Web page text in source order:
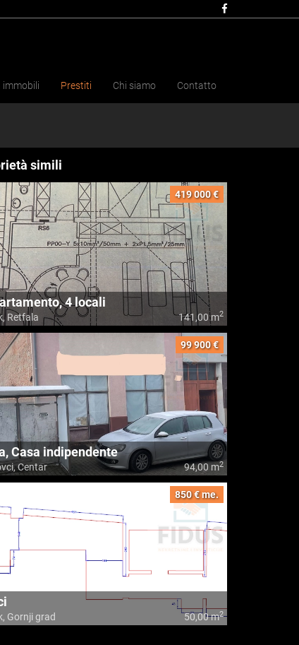
immobili Prestiti Chi siamo Contatto
simili
419 000 €
4 locali
Retfala 141,00 m2
99 900 €
Casa indipendente
Centar 94,00 m2
850 € me.
Gornji grad 50,00 m2